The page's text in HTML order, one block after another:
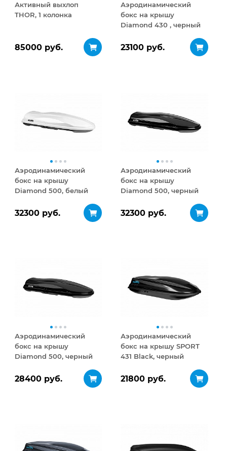
Активный выхлоп
THOR, 1 колонка
85000 руб.
Аэродинамический
бокс на крышу
Diamond 430 , черный
23100 руб.
Аэродинамический
бокс на крышу
Diamond 500, белый
32300 руб.
Аэродинамический
бокс на крышу
Diamond 500, черный
32300 руб.
Аэродинамический
бокс на крышу
Diamond 500, черный
28400 руб.
Аэродинамический
бокс на крышу SPORT
431 Black, черный
21800 руб.